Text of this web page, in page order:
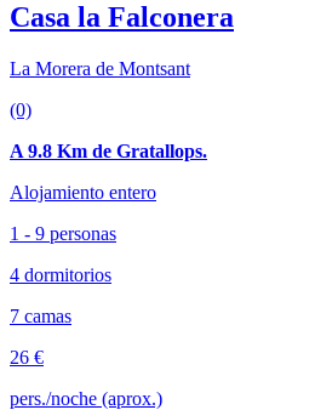
Casa la Falconera
La Morera de Montsant
(0)
A 9.8 Km de Gratallops.
Alojamiento entero
1 - 9 personas
4 dormitorios
7 camas
26 €
pers./noche (aprox.)